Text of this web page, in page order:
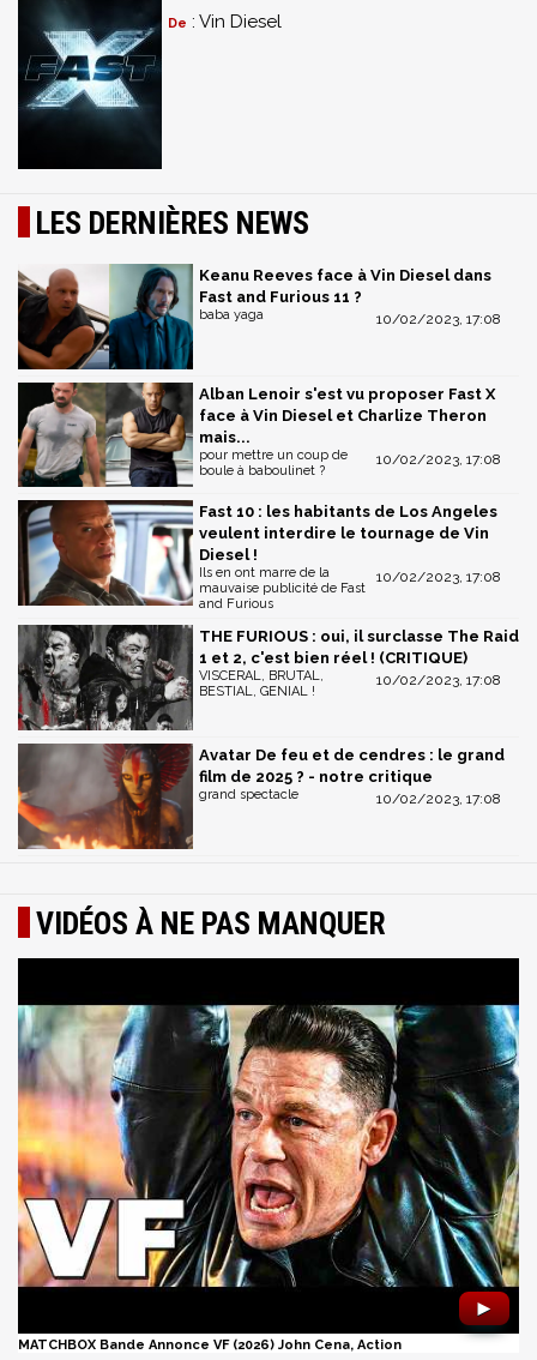
De : Vin Diesel
LES DERNIÈRES NEWS
Keanu Reeves face à Vin Diesel dans
Fast and Furious 11 ?
10/02/2023, 17:08
baba yaga
Alban Lenoir s'est vu proposer Fast X
face à Vin Diesel et Charlize Theron
mais...
10/02/2023, 17:08
pour mettre un coup de
boule à baboulinet ?
Fast 10 : les habitants de Los Angeles
veulent interdire le tournage de Vin
Diesel !
10/02/2023, 17:08
Ils en ont marre de la
mauvaise publicité de Fast
and Furious
THE FURIOUS : oui, il surclasse The Raid
1 et 2, c'est bien réel ! (CRITIQUE)
10/02/2023, 17:08
VISCERAL, BRUTAL,
BESTIAL, GENIAL !
Avatar De feu et de cendres : le grand
film de 2025 ? - notre critique
10/02/2023, 17:08
grand spectacle
VIDÉOS À NE PAS MANQUER
►
MATCHBOX Bande Annonce VF (2026) John Cena, Action